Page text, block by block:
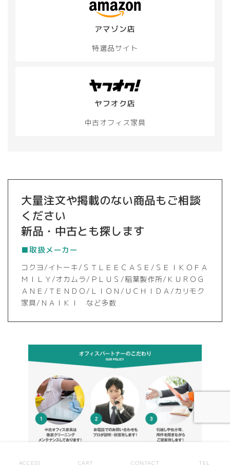
アマゾン店
特選品サイト
ヤフオク店
中古オフィス家具
大量注文や掲載のない商品もご相談
ください
新品・中古とも探します
■取扱メーカー
コクヨ/イトーキ/ＳＴＬＥＥＣＡＳＥ/ＳＥＩＫＯＦＡ
ＭＩＬＹ/オカムラ/ＰＬＵＳ/稲葉製作所/ＫＵＲＯＧ
ＡＮＥ/ＴＥＮＤＯ/ＬＩＯＮ/ＵＣＨＩＤＡ/カリモク
家具/ＮＡＩＫＩ など多数
ACCESS CART CONTACT TEL